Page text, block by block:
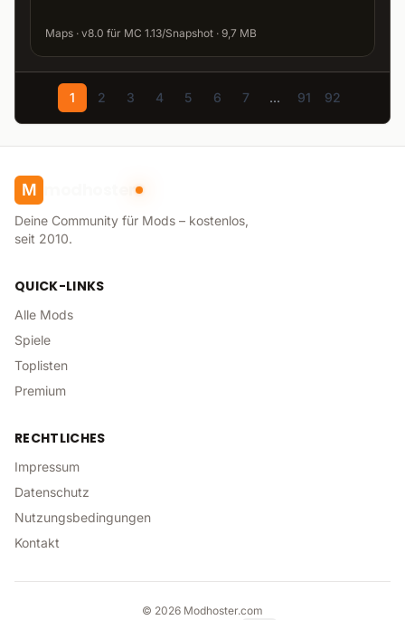
Maps · v8.0 für MC 1.13/Snapshot · 9,7 MB
1 2 3 4 5 6 7 ... 91 92
M modhoster
Deine Community für Mods – kostenlos,
seit 2010.
QUICK-LINKS
Alle Mods
Spiele
Toplisten
Premium
RECHTLICHES
Impressum
Datenschutz
Nutzungsbedingungen
Kontakt
© 2026 Modhoster.com